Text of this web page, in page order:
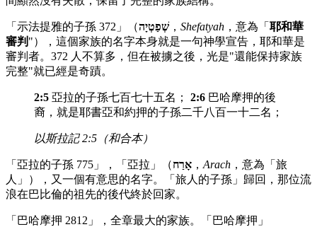
「示法提雅的子孫 372」（שְׁפַטְיָה， Shefatyah ，意為「 耶和華
審判 "），這個家族的名字本身就是一句神學宣告，耶和華是
審判者。372 人不算多，但在被擄之後，光是"還能保持家族
完整"就已經是奇蹟。
2:5 亞拉的子孫七百七十五名； 2:6 巴哈摩押的後
裔，就是耶書亞和約押的子孫二千八百一十二名；
以斯拉記 2:5（和合本）
「亞拉的子孫 775」，「亞拉」（אָרַח ， Arach ，意為「旅
人」），又一個有意思的名字。「旅人的子孫」歸回，那位流
浪在巴比倫的祖先的後代終於回家。
「巴哈摩押 2812」，全章最大的家族。「巴哈摩押」